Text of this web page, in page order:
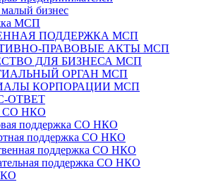
бизнес
МСП
ПОДДЕРЖКА МСП
ПРАВОВЫЕ АКТЫ МСП
ДЛЯ БИЗНЕСА МСП
ОРГАН МСП
КОРПОРАЦИИ МСП
ОТВЕТ
НКО
поддержка СО НКО
поддержка СО НКО
поддержка СО НКО
поддержка СО НКО